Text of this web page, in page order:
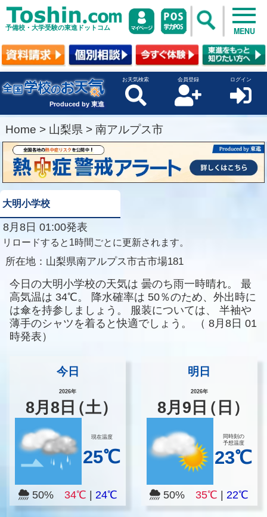
予備校・大学受験の東進ドットコム MENU
Produced by 東進
お天気検索 会員登録 ログイン
Home > 山梨県 > 南アルプス市
大明小学校
8月8日 01:00発表
リロードすると1時間ごとに更新されます。
所在地： 山梨県南アルプス市古市場181
今日の大明小学校の天気は 曇のち雨一時晴れ。
最
高気温は 34℃。 降水確率は 50％のため、外出時に
は傘を持参しましょう。
服装については、
半袖や
薄手のシャツを着ると快適でしょう。
（ 8月8日 01
時発表）
今日
2026年
8月8 日（土）
現在温度
25℃
50% 34℃ 24℃
明日
2026年
8月 9 日（日）
同時刻の
予想温度
23℃
50% 35℃ |22℃